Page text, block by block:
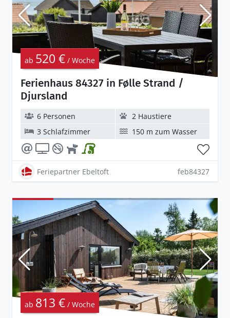
Ferienhaus 84327 in Følle Strand /
Djursland
ab 520 € / Woche
6 Personen
2 Haustiere
3 Schlafzimmer
150 m zum Wasser
Feriepartner Ebeltoft feb84327
ab 813 € / Woche